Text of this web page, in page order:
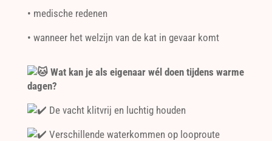
• medische redenen
• wanneer het welzijn van de kat in gevaar komt
Wat kan je als eigenaar wél doen tijdens warme
dagen?
De vacht klitvrij en luchtig houden
Verschillende waterkommen op looproute